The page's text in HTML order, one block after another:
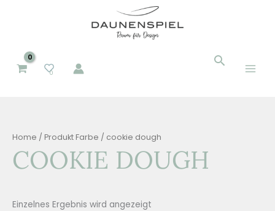
0
Suchen
Suchen
Home / Produkt Farbe / cookie dough
COOKIE DOUGH
Einzelnes Ergebnis wird angezeigt